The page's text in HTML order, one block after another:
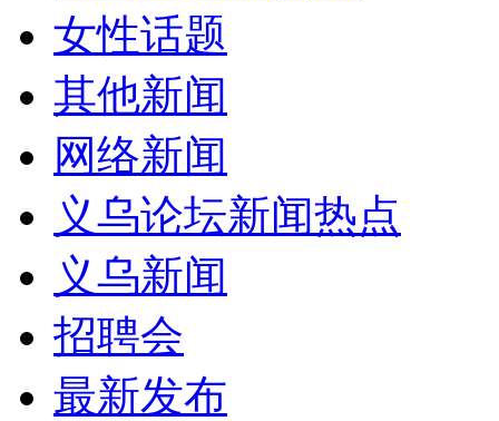
女性话题
其他新闻
网络新闻
义乌论坛新闻热点
义乌新闻
招聘会
最新发布